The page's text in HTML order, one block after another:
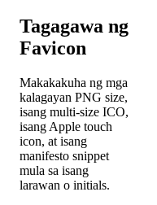
Tagagawa ng
Favicon
Makakakuha ng mga
kalagayan PNG size,
isang multi-size ICO,
isang Apple touch
icon, at isang
manifesto snippet
mula sa isang
larawan o initials.